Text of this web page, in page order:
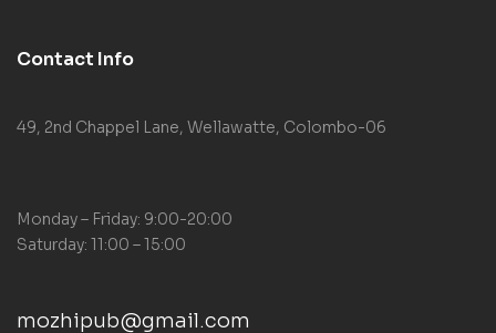
Contact Info
49, 2nd Chappel Lane, Wellawatte, Colombo-06
Monday – Friday: 9:00-20:00
Saturday: 11:00 – 15:00
mozhipub@gmail.com